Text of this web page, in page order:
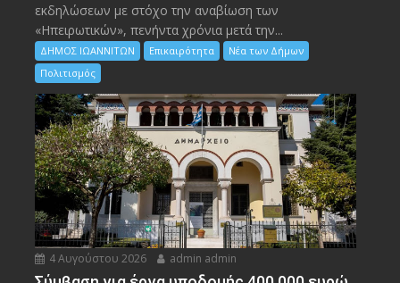
εκδηλώσεων με στόχο την αναβίωση των
«Ηπειρωτικών», πενήντα χρόνια μετά την...
ΔΗΜΟΣ ΙΩΑΝΝΙΤΩΝ Επικαιρότητα
Νέα των Δήμων
Πολιτισμός
4 Αυγούστου 2026 admin admin